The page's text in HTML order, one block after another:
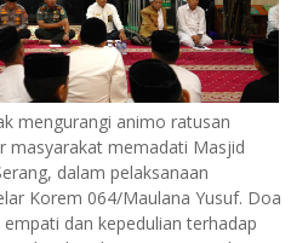
mengurangi animo ratusan
masyarakat memadati Masjid
dalam pelaksanaan
Korem 064/Maulana Yusuf. Doa
dan kepedulian terhadap